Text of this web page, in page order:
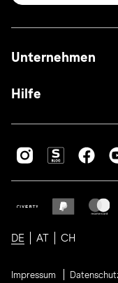
Unternehmen
Hilfe
DE AT CH
Impressum